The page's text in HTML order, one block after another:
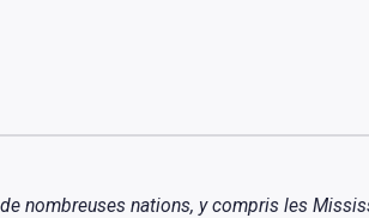
nombreuses nations, y compris les